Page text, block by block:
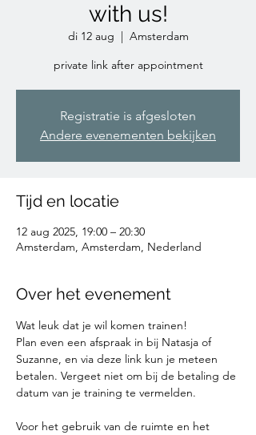
with us!
di 12 aug
  |
Amsterdam
private link after appointment
Registratie is afgesloten
Andere evenementen bekijken
Tijd en locatie
12 aug 2025, 19:00 – 20:30
Amsterdam, Amsterdam, Nederland
Over het evenement
Wat leuk dat je wil komen trainen!
Plan even een afspraak in bij Natasja of
Suzanne, en via deze link kun je meteen
betalen. Vergeet niet om bij de betaling de
datum van je training te vermelden.
Voor het gebruik van de ruimte en het